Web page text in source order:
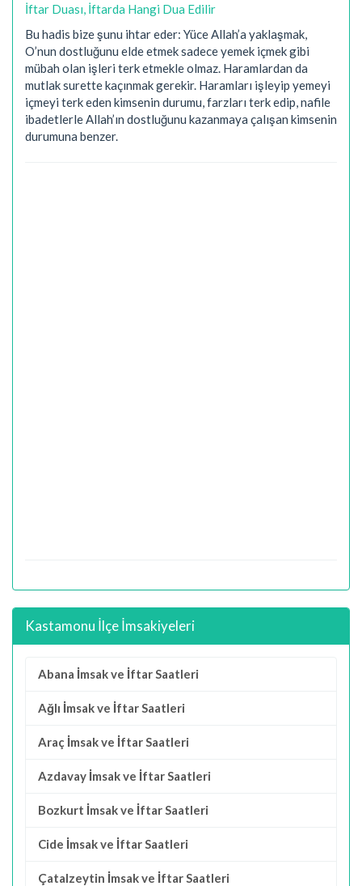
İftar Duası, İftarda Hangi Dua Edilir
Bu hadis bize şunu ihtar eder: Yüce Allah’a yaklaşmak,
O’nun dostluğunu elde etmek sadece yemek içmek gibi
mübah olan işleri terk etmekle olmaz. Haramlardan da
mutlak surette kaçınmak gerekir. Haramları işleyip yemeyi
içmeyi terk eden kimsenin durumu, farzları terk edip, nafile
ibadetlerle Allah’ın dostluğunu kazanmaya çalışan kimsenin
durumuna benzer.
Kastamonu İlçe İmsakiyeleri
Abana İmsak ve İftar Saatleri
Ağlı İmsak ve İftar Saatleri
Araç İmsak ve İftar Saatleri
Azdavay İmsak ve İftar Saatleri
Bozkurt İmsak ve İftar Saatleri
Cide İmsak ve İftar Saatleri
Çatalzeytin İmsak ve İftar Saatleri